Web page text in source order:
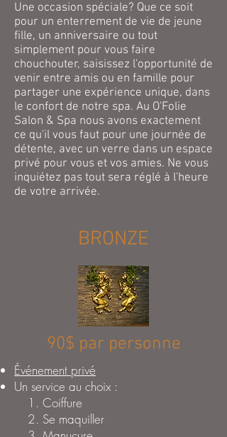
Une occasion spéciale? Que ce soit
pour un enterrement de vie de jeune
fille, un anniversaire ou tout
simplement pour vous faire
chouchouter, saisissez l'opportunité de
venir entre amis ou en famille pour
partager une expérience unique, dans
le confort de notre spa. Au O'Folie
Salon & Spa nous avons exactement
ce qu'il vous faut pour une journée de
détente, avec un verre dans un espace
privé pour vous et vos amies. Ne vous
inquiétez pas tout sera réglé à l'heure
de votre arrivée.
BRONZE
90$ par personne
Événement privé
Un service au choix :
Coiffure
Se maquiller